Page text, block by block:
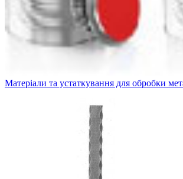
Матеріали та устаткування для обробки